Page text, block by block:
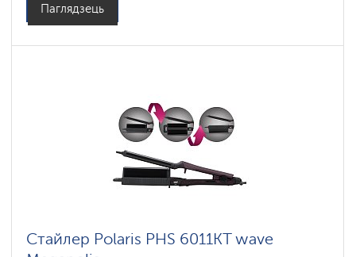
Паглядзець
Стайлер Polaris PHS 6011KT wave